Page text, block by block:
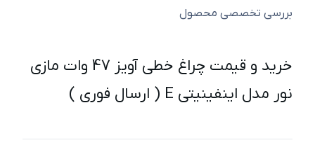
بررسی تخصصی محصول
خرید و قیمت چراغ خطی آویز 47 وات مازی
نور مدل اینفینیتی E ( ارسال فوری )